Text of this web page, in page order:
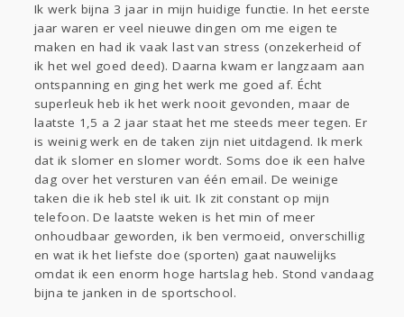
Zwanger
Psyche Thuis
Klussen
Sport
Contact Viva zoekt
Aangeboden
Gevraagd
Horen Doen
Zien
Lezen
Ik werk bijna 3 jaar in mijn huidige functie. In het eerste
jaar waren er veel nieuwe dingen om me eigen te
maken en had ik vaak last van stress (onzekerheid of
ik het wel goed deed). Daarna kwam er langzaam aan
ontspanning en ging het werk me goed af. Écht
superleuk heb ik het werk nooit gevonden, maar de
laatste 1,5 a 2 jaar staat het me steeds meer tegen. Er
is weinig werk en de taken zijn niet uitdagend. Ik merk
dat ik slomer en slomer wordt. Soms doe ik een halve
dag over het versturen van één email. De weinige
taken die ik heb stel ik uit. Ik zit constant op mijn
telefoon. De laatste weken is het min of meer
onhoudbaar geworden, ik ben vermoeid, onverschillig
en wat ik het liefste doe (sporten) gaat nauwelijks
omdat ik een enorm hoge hartslag heb. Stond vandaag
bijna te janken in de sportschool.